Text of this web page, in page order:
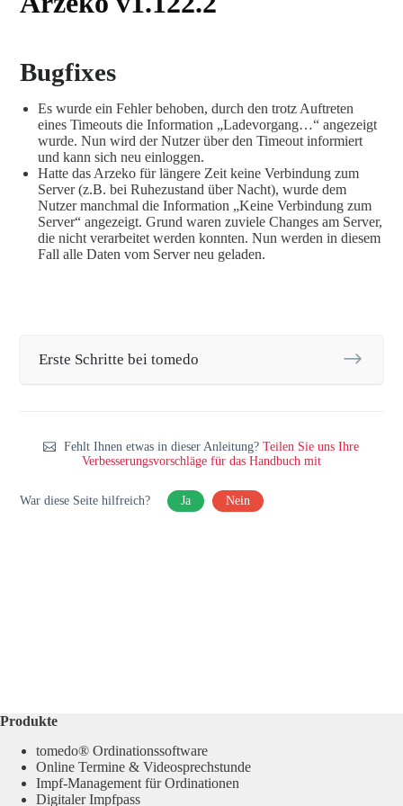
Bugfixes
Es wurde ein Fehler behoben, durch den trotz Auftreten
eines Timeouts die Information „Ladevorgang…“ angezeigt
wurde. Nun wird der Nutzer über den Timeout informiert
und kann sich neu einloggen.
Hatte das Arzeko für längere Zeit keine Verbindung zum
Server (z.B. bei Ruhezustand über Nacht), wurde dem
Nutzer manchmal die Information „Keine Verbindung zum
Server“ angezeigt. Grund waren zuviele Changes am Server,
die nicht verarbeitet werden konnten. Nun werden in diesem
Fall alle Daten vom Server neu geladen.
Erste Schritte bei tomedo
Fehlt Ihnen etwas in dieser Anleitung?Teilen Sie uns Ihre
Verbesserungsvorschläge für das Handbuch mit
War diese Seite hilfreich? Ja Nein
Produkte
tomedo® Ordinationssoftware
Online Termine & Videosprechstunde
Impf-Management für Ordinationen
Digitaler Impfpass